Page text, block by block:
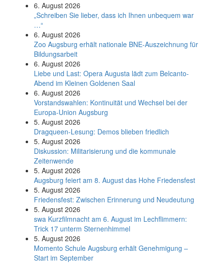
6. August 2026
„Schreiben Sie lieber, dass ich Ihnen unbequem war
…“
6. August 2026
Zoo Augsburg erhält nationale BNE-Auszeichnung für
Bildungsarbeit
6. August 2026
Liebe und Last: Opera Augusta lädt zum Belcanto-
Abend im Kleinen Goldenen Saal
6. August 2026
Vorstandswahlen: Kontinuität und Wechsel bei der
Europa-Union Augsburg
5. August 2026
Dragqueen-Lesung: Demos blieben friedlich
5. August 2026
Diskussion: Mi­li­ta­ri­sie­rung und die kommunale
Zeitenwende
5. August 2026
Augsburg feiert am 8. August das Hohe Friedensfest
5. August 2026
Friedensfest: Zwischen Erinnerung und Neudeutung
5. August 2026
swa Kurz­film­nacht am 6. August im Lech­flim­mern:
Trick 17 unterm Sternen­himmel
5. August 2026
Momento Schule Augsburg erhält Genehmigung –
Start im September